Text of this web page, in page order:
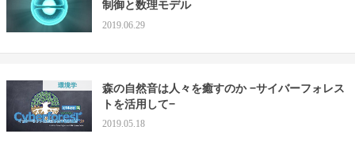
制御と数理モデル
2019.06.29
環境学
森の自然音は人々を癒すのか −サイバーフォレス
トを活用して−
2019.05.18